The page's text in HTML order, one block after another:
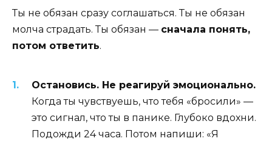
Ты не обязан сразу соглашаться. Ты не обязан
молча страдать. Ты обязан — сначала понять,
потом ответить.
Остановись. Не реагируй эмоционально.
Когда ты чувствуешь, что тебя «бросили» —
это сигнал, что ты в панике. Глубоко вдохни.
Подожди 24 часа. Потом напиши: «Я